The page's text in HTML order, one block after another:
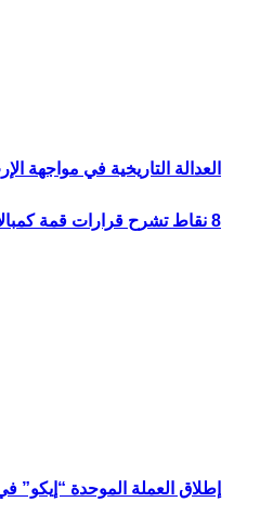
8 نقاط تشرح قرارات قمة كمبالا بشأن “بعثة أوصوم” في الصومال؟
العدالة التاريخية في مواجهة
إطلاق العملة الموحدة “إيكو” في 2027.. “إيكواس” تمضي قدمًا دون